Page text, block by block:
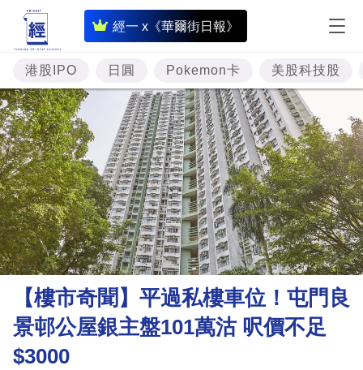
經一 x《華爾街日報》
即
時
財
經
投
資
樓
市
理
財
商
港股IPO 日圓 Pokemon卡 美股科技股
【樓市奇聞】平過私樓車位！屯門良
景邨公屋銀主盤101萬沽 呎價不足
$3000